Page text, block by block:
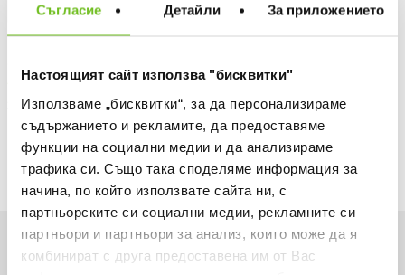
Съгласие Детайли За приложението
Настоящият сайт използва "бисквитки"
Използваме „бисквитки“, за да персонализираме
съдържанието и рекламите, да предоставяме
функции на социални медии и да анализираме
трафика си. Също така споделяме информация за
начина, по който използвате сайта ни, с
партньорските си социални медии, рекламните си
партньори и партньори за анализ, които може да я
комбинират с друга предоставена им от Вас
BRILLE
Текуща цена:31,84 BGN
Regular price:
25,05 €Regular price
Regular price:
45,50 €Regular price
Want to be first on our list?